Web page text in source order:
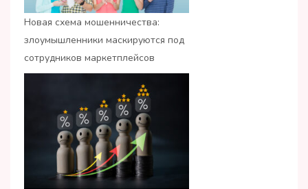
Новая схема мошенничества:
злоумышленники маскируются под
сотрудников маркетплейсов